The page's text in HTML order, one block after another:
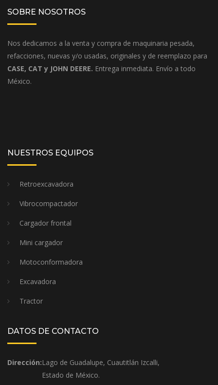
SOBRE NOSOTROS
Nos dedicamos a la venta y compra de maquinaria pesada,
refacciones, nuevas y/o usadas, originales y de reemplazo para
CASE, CAT y JOHN DEERE. Entrega inmediata. Envío a todo
México.
NUESTROS EQUIPOS
Retroexcavadora
Vibrocompactador
Cargador frontal
Mini cargador
Motoconformadora
Excavadora
Tractor
DATOS DE CONTACTO
Dirección:Lago de Guadalupe, Cuautitlán Izcalli,
Estado de México.